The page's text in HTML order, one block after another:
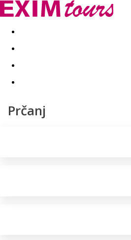
Akční nabídky Last minute
Prčanj